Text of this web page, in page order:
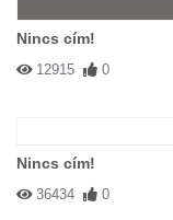
Nincs cím!
12915 0
Nincs cím!
36434 0